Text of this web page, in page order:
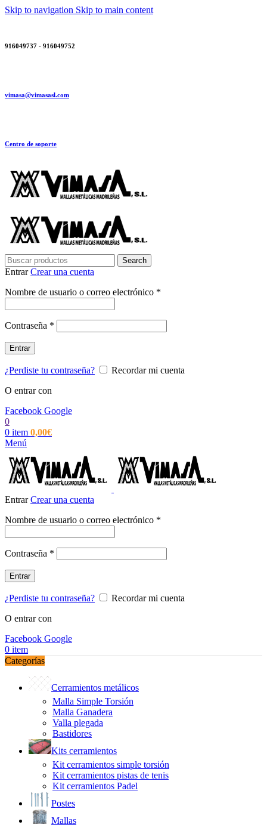
Skip to navigation Skip to main content
916049737 - 916049752
vimasa@vimasasl.com
Centro de soporte
Search
EntrarCrear una cuenta
Nombre de usuario o correo electrónico *
Contraseña *
Entrar
¿Perdiste tu contraseña?
Recordar mi cuenta
O entrar con
Facebook Google
0
0 item 0,00€
Menú
EntrarCrear una cuenta
Nombre de usuario o correo electrónico *
Contraseña *
Entrar
¿Perdiste tu contraseña?
Recordar mi cuenta
O entrar con
Facebook Google
0 item
Categorías
Cerramientos metálicos
Malla Simple Torsión
Malla Ganadera
Valla plegada
Bastidores
Kits cerramientos
Kit cerramientos simple torsión
Kit cerramientos pistas de tenis
Kit cerramientos Padel
Postes
Mallas